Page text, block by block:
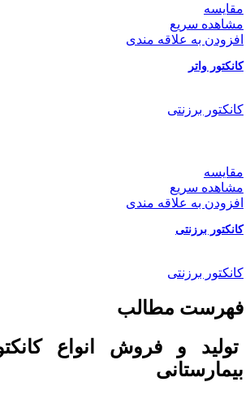
مقایسه
مشاهده سریع
افزودن به علاقه مندی
کانکتور واتر
کانکتور برزنتی
مقایسه
مشاهده سریع
افزودن به علاقه مندی
کانکتور برزنتی
کانکتور برزنتی
فهرست مطالب
تولید و فروش انواع
بیمارستانی